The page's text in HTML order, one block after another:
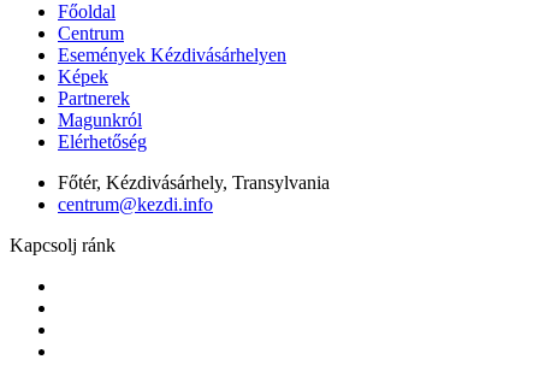
Főoldal
Centrum
Események Kézdivásárhelyen
Képek
Partnerek
Magunkról
Elérhetőség
Főtér, Kézdivásárhely, Transylvania
centrum@kezdi.info
Kapcsolj ránk